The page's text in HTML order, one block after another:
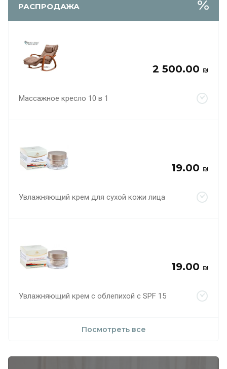
РАСПРОДАЖА
2 500.00 ₪
Массажное кресло 10 в 1
19.00 ₪
Увлажняющий крем для сухой кожи лица
19.00 ₪
Увлажняющий крем с облепихой с SPF 15
Посмотреть все